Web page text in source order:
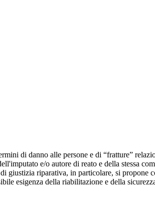
di danno alle persone e di “fratture”
e/o autore di reato e della stessa
giustizia riparativa, in particolare, si propone
esigenza della riabilitazione e della